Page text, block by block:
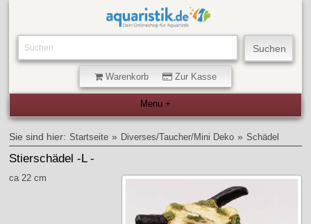
Warenkorb Zur Kasse
Sie sind hier: Startseite » Diverses/Taucher/Mini Deko » Schädel
Stierschädel -L -
ca 22 cm